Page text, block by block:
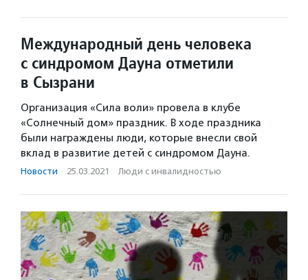
Международный день человека
с синдромом Дауна отметили
в Сызрани
Организация «Сила воли» провела в клубе
«Солнечный дом» праздник. В ходе праздника
были награждены люди, которые внесли свой
вклад в развитие детей с синдромом Дауна.
Новости · 25.03.2021 · Люди с инвалидностью